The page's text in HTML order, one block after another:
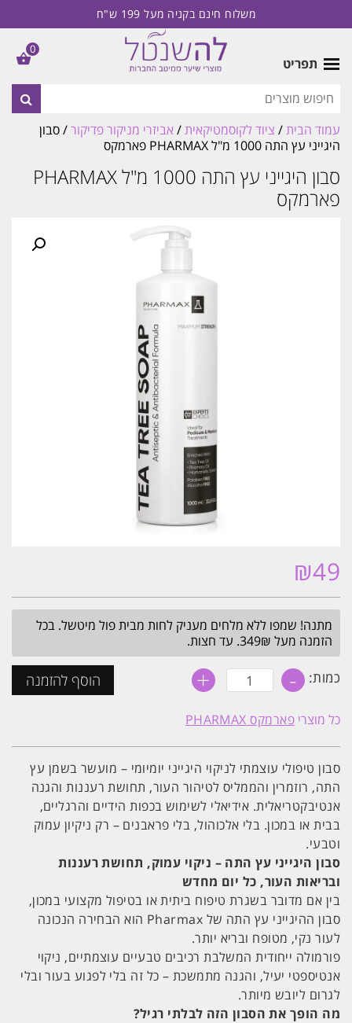
משלוח חינם בקניה מעל 199 ש"ח
תפריט
עמוד הבית/ ציוד לקוסמטיקאית/ אביזרי מניקור פדיקור/ סבון
היגייני עץ התה 1000 מ"ל PHARMAX פארמקס
סבון היגייני עץ התה 1000 מ"ל PHARMAX
פארמקס
₪49
מתנה! שמפו ללא מלחים מעניק לחות מבית פול מיטשל. בכל
הזמנה מעל 349₪. עד חצות.
כמות: - כמות
של
היגייני
עץ
1000
מ''ל
PHARMAX
פארמקס
+ הוסף להזמנה
כל מוצרי פארמקס PHARMAX
סבון טיפולי עוצמתי לניקוי היגייני יומיומי – מועשר בשמן עץ
התה, רוזמרין והממליס לטיהור העור, תחושת רעננות והגנה
אנטיבקטריאלית. אידיאלי לשימוש בכפות הידיים והרגליים,
בבית או במכון. בלי אלכוהול, בלי פראבנים – רק ניקיון עמוק
וטבעי.
סבון היגייני עץ התה – ניקוי עמוק, תחושת רעננות
ובריאות העור, כל יום מחדש
בין אם מדובר בשגרת טיפוח ביתית או בטיפול מקצועי במכון,
סבון ההיגייני עץ התה של Pharmax הוא הבחירה הנכונה
לעור נקי, מטופח ובריא יותר.
פורמולה ייחודית המשלבת רכיבים טבעיים עוצמתיים, ניקוי
אנטיספטי יעיל, והגנה מתמשכת – כל זה בלי לפגוע בעור ובלי
לגרום ליובש מיותר.
מה הופך את הסבון הזה לבלתי רגיל?
0